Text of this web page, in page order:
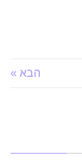
הבא »